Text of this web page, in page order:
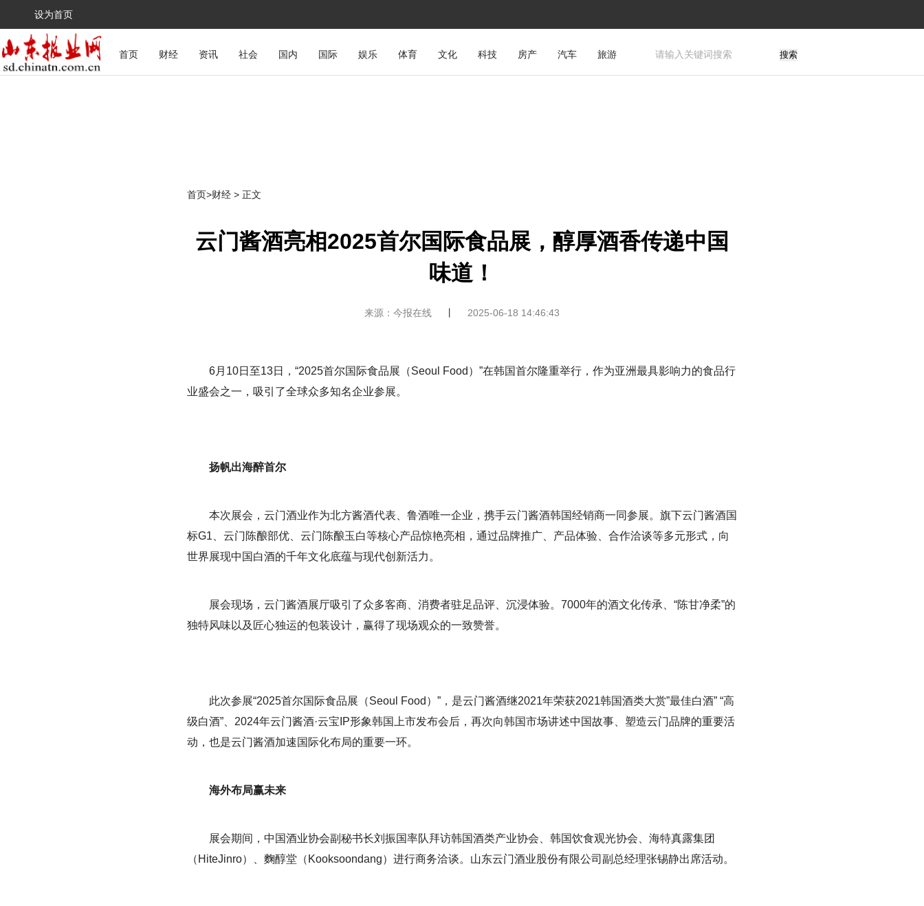
设为首页
首页 财经 资讯 社会 国内 国际 娱乐 体育 文化 科技 房产 汽车 旅游 搜索
首页>财经 > 正文
云门酱酒亮相2025首尔国际食品展，醇厚酒香传递中国
味道！
来源：今报在线 2025-06-18 14:46:43
6月10日至13日，“2025首尔国际食品展（Seoul Food）”在韩国首尔隆重举行，作为亚洲最具影响力的食品行
业盛会之一，吸引了全球众多知名企业参展。
扬帆出海醉首尔
本次展会，云门酒业作为北方酱酒代表、鲁酒唯一企业，携手云门酱酒韩国经销商一同参展。旗下云门酱酒国
标G1、云门陈酿部优、云门陈酿玉白等核心产品惊艳亮相，通过品牌推广、产品体验、合作洽谈等多元形式，向
世界展现中国白酒的千年文化底蕴与现代创新活力。
展会现场，云门酱酒展厅吸引了众多客商、消费者驻足品评、沉浸体验。7000年的酒文化传承、“陈甘净柔”的
独特风味以及匠心独运的包装设计，赢得了现场观众的一致赞誉。
此次参展“2025首尔国际食品展（Seoul Food）”，是云门酱酒继2021年荣获2021韩国酒类大赏”最佳白酒” “高
级白酒”、2024年云门酱酒·云宝IP形象韩国上市发布会后，再次向韩国市场讲述中国故事、塑造云门品牌的重要活
动，也是云门酱酒加速国际化布局的重要一环。
海外布局赢未来
展会期间，中国酒业协会副秘书长刘振国率队拜访韩国酒类产业协会、韩国饮食观光协会、海特真露集团
（HiteJinro）、麴醇堂（Kooksoondang）进行商务洽谈。山东云门酒业股份有限公司副总经理张锡静出席活动。